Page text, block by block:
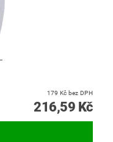
179 Kč bez DPH
216,59 Kč